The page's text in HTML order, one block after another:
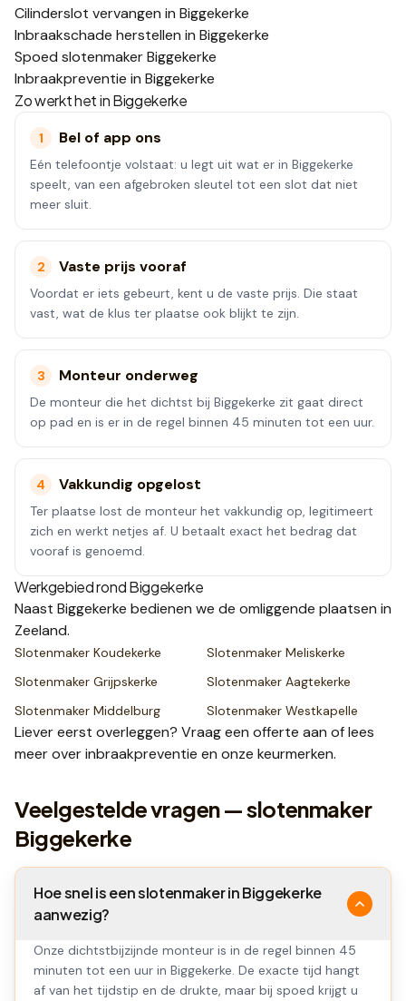
Cilinderslot vervangen in Biggekerke
Inbraakschade herstellen in Biggekerke
Spoed slotenmaker Biggekerke
Inbraakpreventie in Biggekerke
Zo werkt het inBiggekerke
1 Bel of app ons
Eén telefoontje volstaat: u legt uit wat er in Biggekerke
speelt, van een afgebroken sleutel tot een slot dat niet
meer sluit.
2 Vaste prijs vooraf
Voordat er iets gebeurt, kent u de vaste prijs. Die staat
vast, wat de klus ter plaatse ook blijkt te zijn.
3 Monteur onderweg
De monteur die het dichtst bij Biggekerke zit gaat direct
op pad en is er in de regel binnen 45 minuten tot een uur.
4 Vakkundig opgelost
Ter plaatse lost de monteur het vakkundig op, legitimeert
zich en werkt netjes af. U betaalt exact het bedrag dat
vooraf is genoemd.
Werkgebied rondBiggekerke
Naast Biggekerke bedienen we de omliggende plaatsen in
Zeeland.
Slotenmaker Koudekerke Slotenmaker Meliskerke
Slotenmaker Grijpskerke Slotenmaker Aagtekerke
Slotenmaker Middelburg Slotenmaker Westkapelle
Liever eerst overleggen? Vraag een offerte aan of lees
meer overinbraakpreventie en onze keurmerken.
Veelgestelde vragen — slotenmaker
Biggekerke
Hoe snel is een slotenmaker in Biggekerke
aanwezig?
Onze dichtstbijzijnde monteur is in de regel binnen 45
minuten tot een uur in Biggekerke. De exacte tijd hangt
af van het tijdstip en de drukte, maar bij spoed krijgt u